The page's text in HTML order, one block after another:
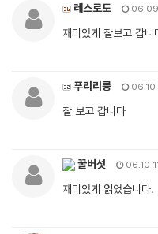
레스로도 06.09
재미있게 잘보고 갑니
푸리리룽 06.10
잘 보고 갑니다
꿀버섯 06.10
재미있게 읽었습니다